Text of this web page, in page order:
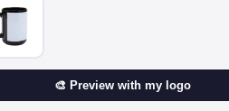
🎨 Preview with my logo